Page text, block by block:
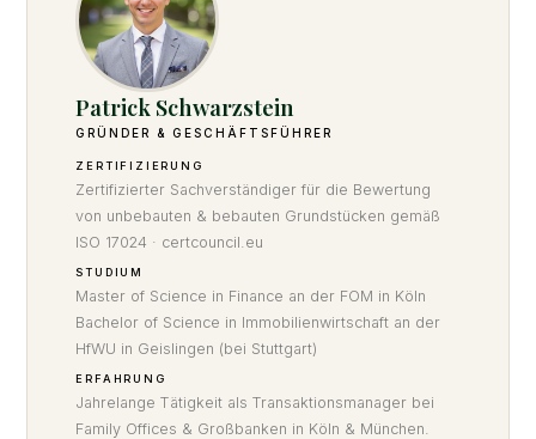
Patrick Schwarzstein
GRÜNDER & GESCHÄFTSFÜHRER
ZERTIFIZIERUNG
Zertifizierter Sachverständiger für die Bewertung
von unbebauten & bebauten Grundstücken gemäß
ISO 17024 · certcouncil.eu
STUDIUM
Master of Science in Finance an der FOM in Köln
Bachelor of Science in Immobilienwirtschaft an der
HfWU in Geislingen (bei Stuttgart)
ERFAHRUNG
Jahrelange Tätigkeit als Transaktionsmanager bei
Family Offices & Großbanken in Köln & München.